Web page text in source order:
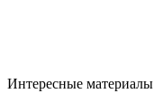
Интересные материалы